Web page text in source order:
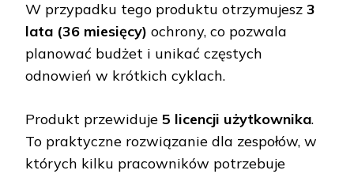
W przypadku tego produktu otrzymujesz 3
lata (36 miesięcy) ochrony, co pozwala
planować budżet i unikać częstych
odnowień w krótkich cyklach.
Produkt przewiduje 5 licencji użytkownika.
To praktyczne rozwiązanie dla zespołów, w
których kilku pracowników potrzebuje